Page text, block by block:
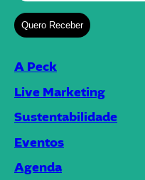
A Peck
Live Marketing
Sustentabilidade
Eventos
Agenda